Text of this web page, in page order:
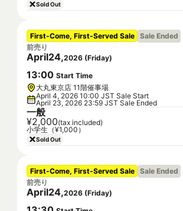
Sold Out
First-Come, First-Served Sale Sale Ended
前売り
April24,2026 (Friday)
13:00 Start Time
大丸東京店 11階催事場
April 4, 2026 10:00 JST Sale Start
April 23, 2026 23:59 JST Sale Ended
一般
¥2,000(tax included)
小学生（¥1,000）
Sold Out
First-Come, First-Served Sale Sale Ended
前売り
April24,2026 (Friday)